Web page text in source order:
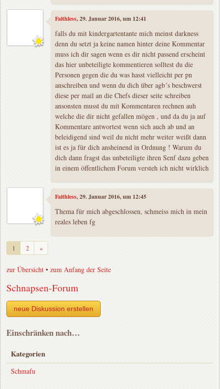
Faithless, 29. Januar 2016, um 12:41
falls du mit kindergartentante mich meinst darkness
denn du setzt ja keine namen hinter deine Kommentar
muss ich dir sagen wenn es dir nicht passend erscheint
das hier unbeteiligte kommentieren solltest du die
Personen gegen die du was hasst vielleicht per pn
anschreiben und wenn du dich über agb´s beschwerst
diese per mail an die Chefs dieser seite schreiben
ansonsten musst du mit Kommentaren rechnen auh
welche die dir nicht gefallen mögen , und da du ja auf
Kommentare antwortest wenn sich auch ab und an
beleidigend sind weil du nicht mehr weiter weißt dann
ist es ja für dich ansheinend in Ordnung ! Warum du
dich dann fragst das unbeteiligte ihren Senf dazu geben
in einem öffentlichem Forum versteh ich nicht wirklich
Faithless, 29. Januar 2016, um 12:45
Thema für mich abgeschlossen, schmeiss mich in mein
reales leben fg
1 2 »Weiter
zur Übersicht •zum Anfang der Seite
Schnapsen-Forum
neue Diskussion erstellen
Einschränken nach…
Kategorien
Schmafu